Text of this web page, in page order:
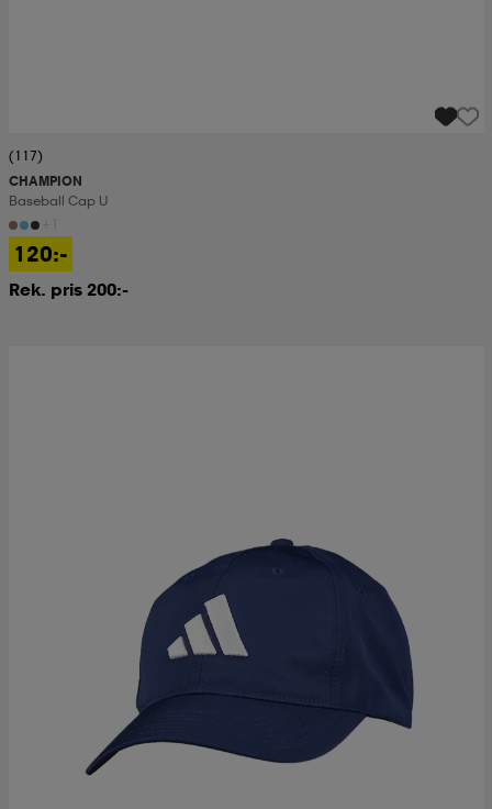
(117)
CHAMPION
Baseball Cap U
120:-
Rek. pris 200:-